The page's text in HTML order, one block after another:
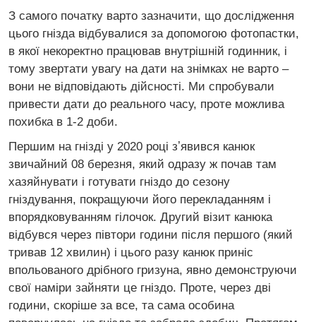
З самого початку варто зазначити, що дослідження
цього гнізда відбувалися за допомогою фотопастки,
в якої некоректно працював внутрішній годинник, і
тому звертати увагу на дати на знімках не варто –
вони не відповідають дійсності. Ми спробували
привести дати до реального часу, проте можлива
похибка в 1-2 доби.
Першим на гнізді у 2020 році зʼявився канюк
звичайний 08 березня, який одразу ж почав там
хазяйнувати і готувати гніздо до сезону
гніздування, покращуючи його перекладанням і
впорядковуванням гілочок. Другий візит канюка
відбувся через півтори години після першого (який
тривав 12 хвилин) і цього разу канюк приніс
впольованого дрібного гризуна, явно демонструючи
свої наміри зайняти це гніздо. Проте, через дві
години, скоріше за все, та сама особина